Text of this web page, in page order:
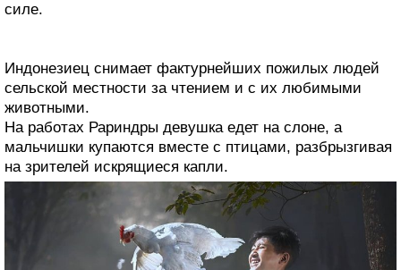
силе.
Индонезиец снимает фактурнейших пожилых людей
сельской местности за чтением и с их любимыми
животными.
На работах Рариндры девушка едет на слоне, а
мальчишки купаются вместе с птицами, разбрызгивая
на зрителей искрящиеся капли.